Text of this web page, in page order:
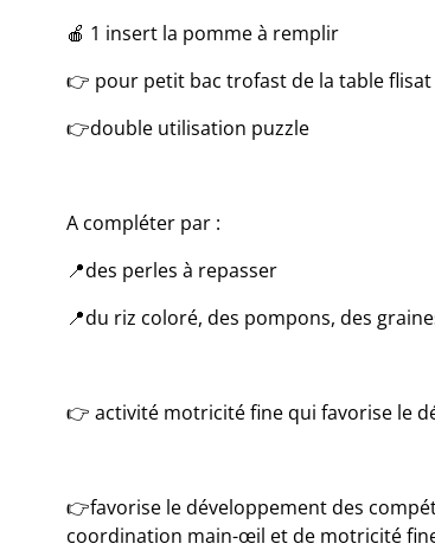
🍎 1 insert la pomme à remplir
👉 pour petit bac trofast de la table flisat
👉double utilisation puzzle
A compléter par :
📍des perles à repasser
📍du riz coloré, des pompons, des
👉 activité motricité fine qui favorise le
👉favorise le développement des
coordination main-œil et de motricité